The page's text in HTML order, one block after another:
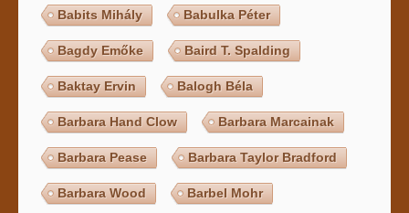
Babits Mihály Babulka Péter
Bagdy Emőke Baird T. Spalding
Baktay Ervin Balogh Béla
Barbara Hand Clow Barbara Marcainak
Barbara Pease Barbara Taylor Bradford
Barbara Wood Barbel Mohr